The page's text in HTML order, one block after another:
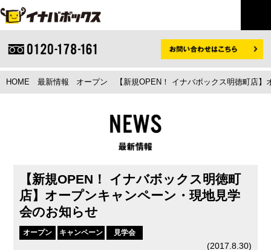
HOME 最新情報 オープン 【新規OPEN！ イナバボックス明徳町店
【新規OPEN！ イナバボックス明徳町
店】オープンキャンペーン・現地見学
会のお知らせ
オープン キャンペーン 見学会
(2017.8.30)